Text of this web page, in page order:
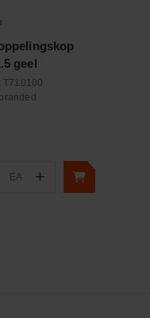
geel
T710100
EA +